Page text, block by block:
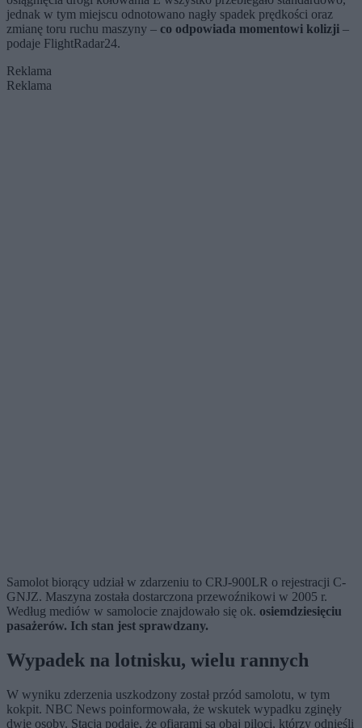
jednak w tym miejscu odnotowano nagły spadek prędkości oraz
zmianę toru ruchu maszyny – co odpowiada momentowi kolizji –
podaje FlightRadar24.
Reklama
Reklama
Samolot biorący udział w zdarzeniu to CRJ-900LR o rejestracji C-
GNJZ. Maszyna została dostarczona przewoźnikowi w 2005 r.
Według mediów w samolocie znajdowało się ok. osiemdziesięciu
pasażerów. Ich stan jest sprawdzany.
Wypadek na lotnisku, wielu rannych
W wyniku zderzenia uszkodzony został przód samolotu, w tym
kokpit. NBC News poinformowała, że wskutek wypadku zginęły
dwie osoby. Stacja podaje, że ofiarami są obaj piloci, którzy odnieśli